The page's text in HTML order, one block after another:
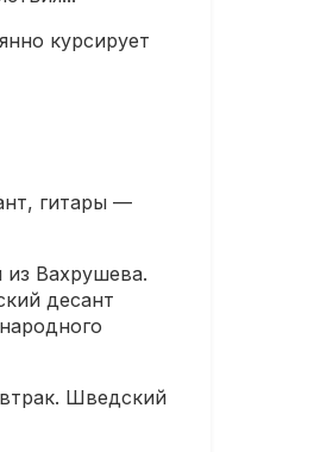
курсирует
гитары —
Вахрушева.
десант
Шведский